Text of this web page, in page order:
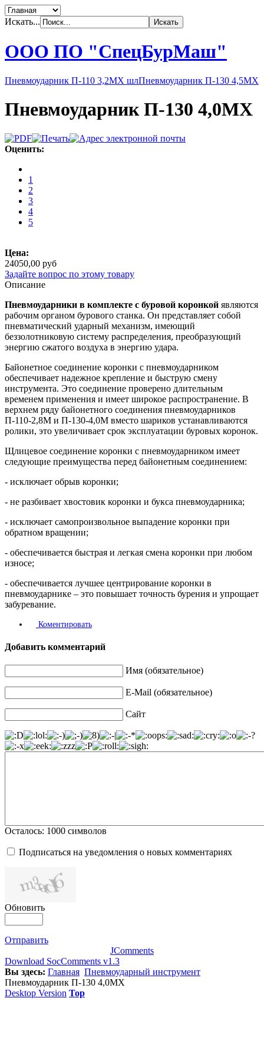
Искать...
ООО ПО "СпецБурМаш"
Пневмоударник П-110 3,2МХ шлПневмоударник П-130 4,5МХ
Пневмоударник П-130 4,0МХ
Оценить:
1
2
3
4
5
Цена:
24050,00 руб
Задайте вопрос по этому товару
Описание
Пневмоударники в комплекте с буровой коронкой являются
рабочим органом бурового станка. Он представляет собой
пневматический ударный механизм, имеющий
беззолотниковую систему распределения, преобразующий
энергию сжатого воздуха в энергию удара.
Байонетное соединение коронки с пневмоударником
обеспечивает надежное крепление и быструю смену
инструмента. Это соединение проверено длительным
временем применения и имеет широкое распространение. В
верхнем ряду байонетного соединения пневмоударников
П-110-2,8М и П-130-4,0М вместо шариков устанавливаются
ролики, это увеличивает срок эксплуатации буровых коронок.
Щлицевое соединение коронки с пневмоударником имеет
следующие преимущества перед байонетным соединением:
- исключает обрыв коронки;
- не разбивает хвостовик коронки и букса пневмоударника;
- исключает самопроизвольное выпадение коронки при
обратном вращении;
- обеспечивается быстрая и легкая смена коронки при любом
износе;
- обеспечивается лучшее центрирование коронки в
пневмоударнике – это повышает точность бурения и упрощает
забуревание.
Коментировать
Добавить комментарий
Имя (обязательное)
E-Mail (обязательное)
Сайт
Осталось: 1000 символов
Подписаться на уведомления о новых комментариях
Обновить
Отправить
JComments
Download SocComments v1.3
Вы здесь: Главная Пневмоударный инструмент
Пневмоударник П-130 4,0МХ
Desktop Version Top